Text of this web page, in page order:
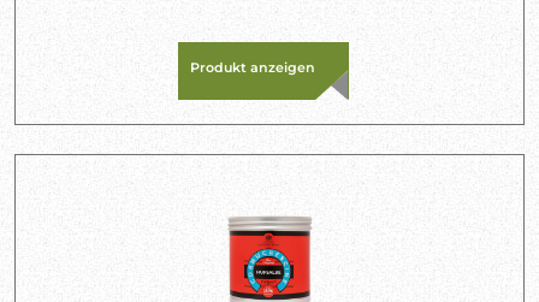
Produkt anzeigen